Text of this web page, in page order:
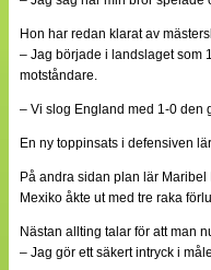
Hon har redan klarat av
– Jag började i landslaget som
motståndare.
– Vi slog England med 1-0 den
En ny toppinsats i defensiven
På andra sidan plan lär
Mexiko åkte ut med tre raka
Nästan allting talar för att man
– Jag gör ett säkert intryck i